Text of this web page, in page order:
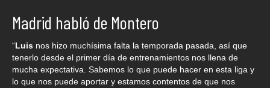
Madrid habló de Montero
“Luis nos hizo muchísima falta la temporada pasada, así que
tenerlo desde el primer día de entrenamientos nos llena de
mucha expectativa. Sabemos lo que puede hacer en esta liga y
lo que nos puede aportar y estamos contentos de que nos